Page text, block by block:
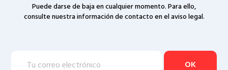
Puede darse de baja en cualquier momento. Para ello,
consulte nuestra información de contacto en el aviso legal.